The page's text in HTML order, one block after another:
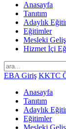
Anasayfa
Tanıtım
Adaylık
Eğitimler
Mesleki
Hizmet İçi
EBA Giriş KKTC
Anasayfa
Tanıtım
Adaylık
Eğitimler
Mesleki